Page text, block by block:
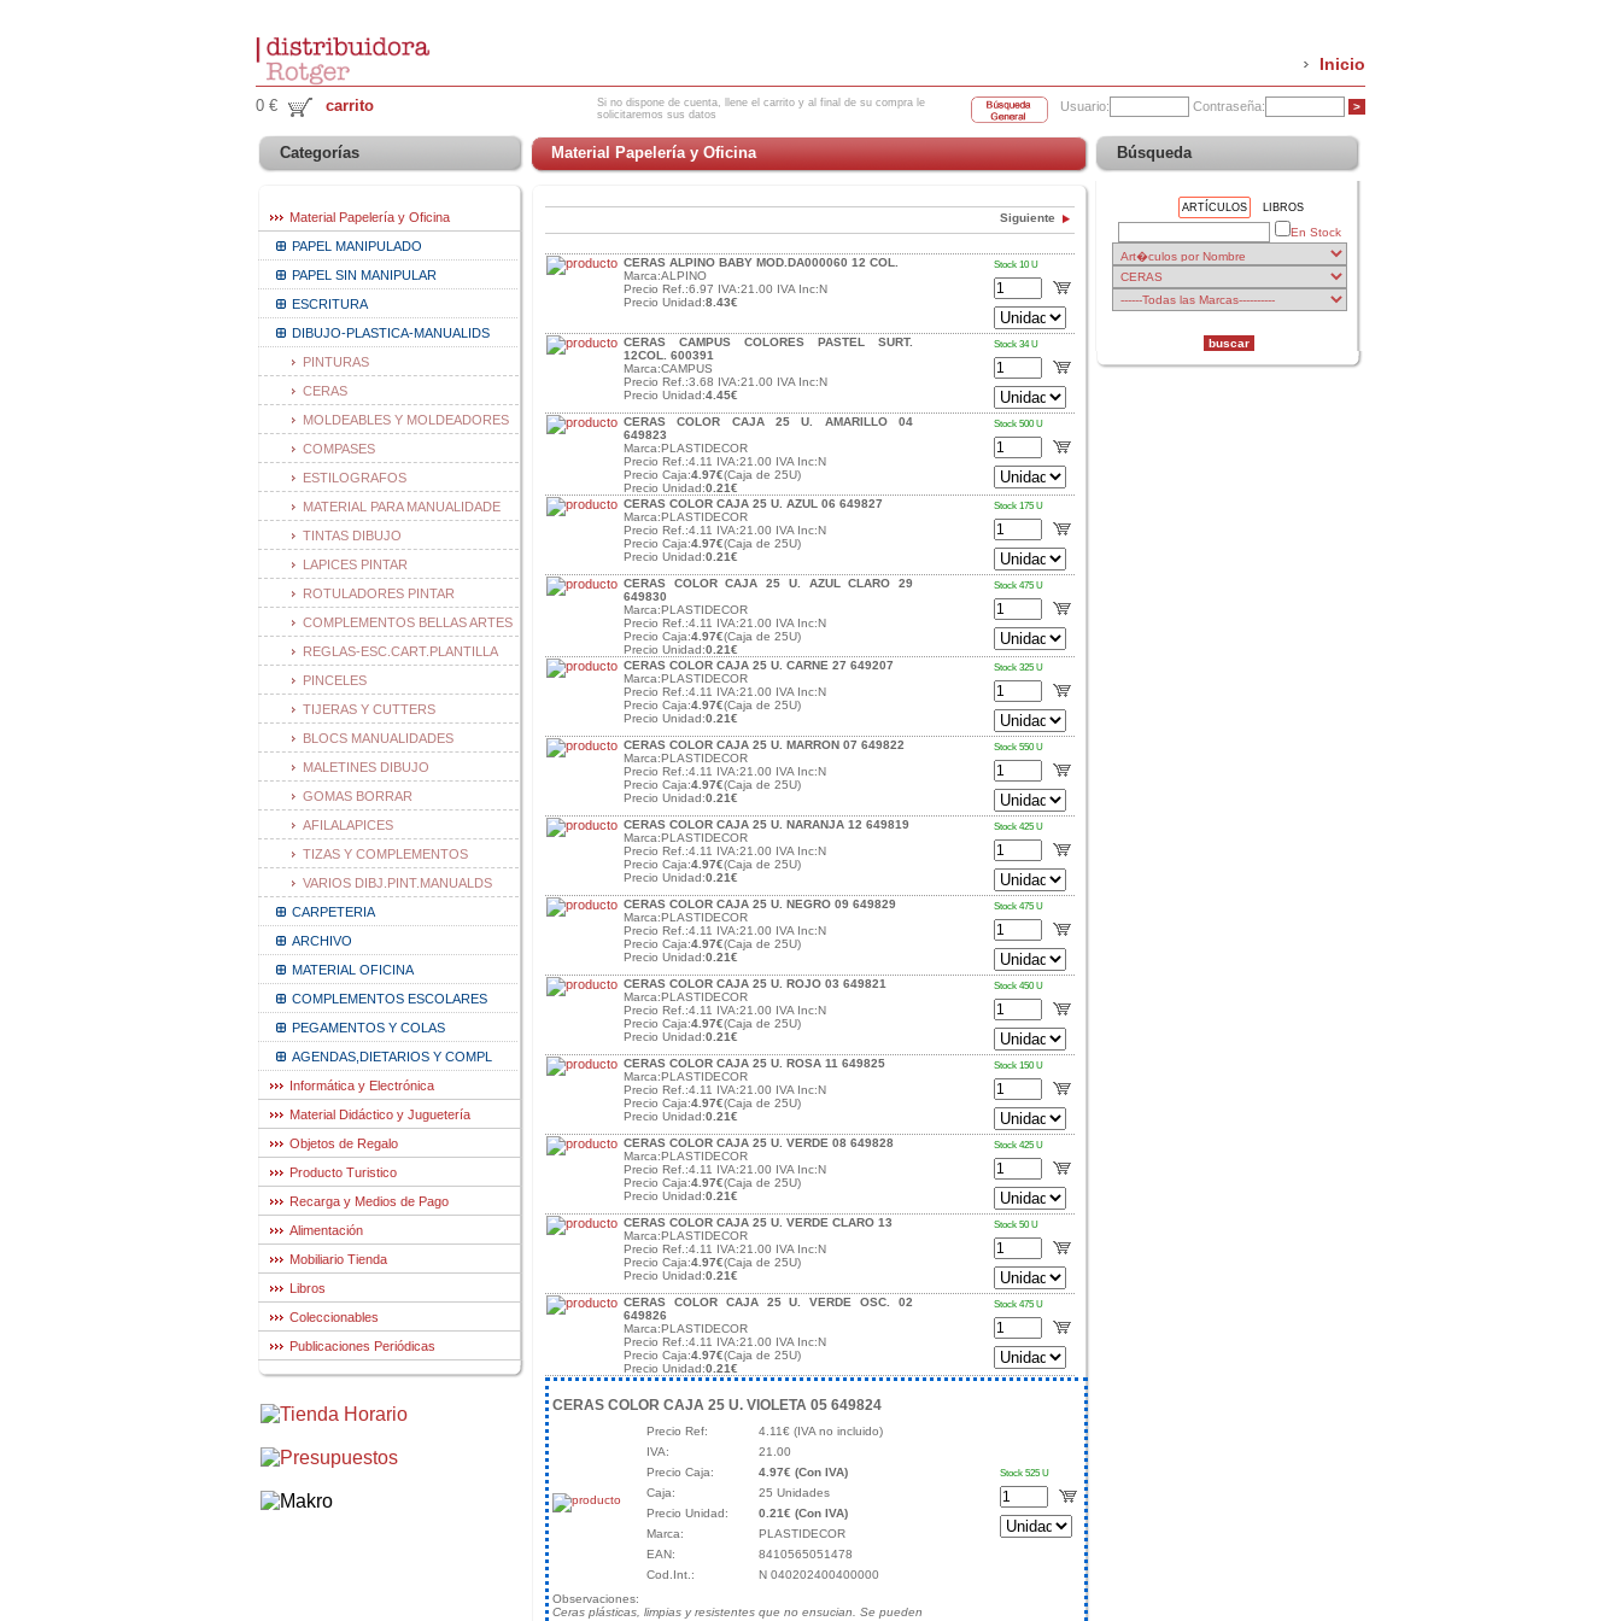
Inicio
0 € carrito Usuario: Contraseña:
Si no dispone de cuenta, llene el carrito y al final de su compra le
solicitaremos sus datos
Categorías
Material Papelería y Oficina
PAPEL MANIPULADO
PAPEL SIN MANIPULAR
ESCRITURA
DIBUJO-PLASTICA-MANUALIDS
PINTURAS
CERAS
MOLDEABLES Y MOLDEADORES
COMPASES
ESTILOGRAFOS
MATERIAL PARA MANUALIDADE
TINTAS DIBUJO
LAPICES PINTAR
ROTULADORES PINTAR
COMPLEMENTOS BELLAS ARTES
REGLAS-ESC.CART.PLANTILLA
PINCELES
TIJERAS Y CUTTERS
BLOCS MANUALIDADES
MALETINES DIBUJO
GOMAS BORRAR
AFILALAPICES
TIZAS Y COMPLEMENTOS
VARIOS DIBJ.PINT.MANUALDS
CARPETERIA
ARCHIVO
MATERIAL OFICINA
COMPLEMENTOS ESCOLARES
PEGAMENTOS Y COLAS
AGENDAS,DIETARIOS Y COMPL
Informática y Electrónica
Material Didáctico y Juguetería
Objetos de Regalo
Producto Turistico
Recarga y Medios de Pago
Alimentación
Mobiliario Tienda
Libros
Coleccionables
Publicaciones Periódicas
Material Papelería y Oficina
Siguiente
CERAS ALPINO BABY MOD.DA000060 12 COL.
Marca:ALPINO
Precio Ref.:6.97 IVA:21.00 IVA Inc:N
Precio Unidad:8.43€
Stock 10 U
CERAS CAMPUS COLORES PASTEL SURT.
12COL. 600391
Marca:CAMPUS
Precio Ref.:3.68 IVA:21.00 IVA Inc:N
Precio Unidad:4.45€
Stock 34 U
CERAS COLOR CAJA 25 U. AMARILLO 04
649823
Marca:PLASTIDECOR
Precio Ref.:4.11 IVA:21.00 IVA Inc:N
Precio Caja:4.97€(Caja de 25U)
Precio Unidad:0.21€
Stock 500 U
CERAS COLOR CAJA 25 U. AZUL 06 649827
Marca:PLASTIDECOR
Precio Ref.:4.11 IVA:21.00 IVA Inc:N
Precio Caja:4.97€(Caja de 25U)
Precio Unidad:0.21€
Stock 175 U
CERAS COLOR CAJA 25 U. AZUL CLARO 29
649830
Marca:PLASTIDECOR
Precio Ref.:4.11 IVA:21.00 IVA Inc:N
Precio Caja:4.97€(Caja de 25U)
Precio Unidad:0.21€
Stock 475 U
CERAS COLOR CAJA 25 U. CARNE 27 649207
Marca:PLASTIDECOR
Precio Ref.:4.11 IVA:21.00 IVA Inc:N
Precio Caja:4.97€(Caja de 25U)
Precio Unidad:0.21€
Stock 325 U
CERAS COLOR CAJA 25 U. MARRON 07 649822
Marca:PLASTIDECOR
Precio Ref.:4.11 IVA:21.00 IVA Inc:N
Precio Caja:4.97€(Caja de 25U)
Precio Unidad:0.21€
Stock 550 U
CERAS COLOR CAJA 25 U. NARANJA 12 649819
Marca:PLASTIDECOR
Precio Ref.:4.11 IVA:21.00 IVA Inc:N
Precio Caja:4.97€(Caja de 25U)
Precio Unidad:0.21€
Stock 425 U
CERAS COLOR CAJA 25 U. NEGRO 09 649829
Marca:PLASTIDECOR
Precio Ref.:4.11 IVA:21.00 IVA Inc:N
Precio Caja:4.97€(Caja de 25U)
Precio Unidad:0.21€
Stock 475 U
CERAS COLOR CAJA 25 U. ROJO 03 649821
Marca:PLASTIDECOR
Precio Ref.:4.11 IVA:21.00 IVA Inc:N
Precio Caja:4.97€(Caja de 25U)
Precio Unidad:0.21€
Stock 450 U
CERAS COLOR CAJA 25 U. ROSA 11 649825
Marca:PLASTIDECOR
Precio Ref.:4.11 IVA:21.00 IVA Inc:N
Precio Caja:4.97€(Caja de 25U)
Precio Unidad:0.21€
Stock 150 U
CERAS COLOR CAJA 25 U. VERDE 08 649828
Marca:PLASTIDECOR
Precio Ref.:4.11 IVA:21.00 IVA Inc:N
Precio Caja:4.97€(Caja de 25U)
Precio Unidad:0.21€
Stock 425 U
CERAS COLOR CAJA 25 U. VERDE CLARO 13
Marca:PLASTIDECOR
Precio Ref.:4.11 IVA:21.00 IVA Inc:N
Precio Caja:4.97€(Caja de 25U)
Precio Unidad:0.21€
Stock 50 U
CERAS COLOR CAJA 25 U. VERDE OSC. 02
649826
Marca:PLASTIDECOR
Precio Ref.:4.11 IVA:21.00 IVA Inc:N
Precio Caja:4.97€(Caja de 25U)
Precio Unidad:0.21€
Stock 475 U
CERAS COLOR CAJA 25 U. VIOLETA 05 649824
Precio Ref:
4.11€ (IVA no incluido)
IVA:
21.00
Precio Caja:
4.97€ (Con IVA)
Caja:
25 Unidades
Precio Unidad:
0.21€ (Con IVA)
Marca:
PLASTIDECOR
EAN:
8410565051478
Cod.Int.:
N 040202400400000
Stock 525 U
Observaciones:
Ceras plásticas, limpias y resistentes que no ensucian. Se pueden
Búsqueda
ARTÍCULOS LIBROS
En Stock